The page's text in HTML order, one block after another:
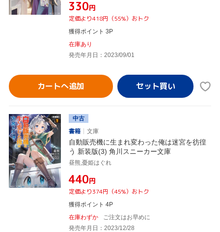
¥330円
定価より418円（55%）おトク
獲得ポイント 3P
在庫あり
発売年月日：2023/09/01
カートへ追加
中古
書籍
文庫
自動販売機に生まれ変わった俺は迷宮を彷徨
う 新装版(3) 角川スニーカー文庫
昼熊,憂姫はぐれ
¥440円
定価より374円（45%）おトク
獲得ポイント 4P
在庫わずか
ご注文はお早めに
発売年月日：2023/12/28